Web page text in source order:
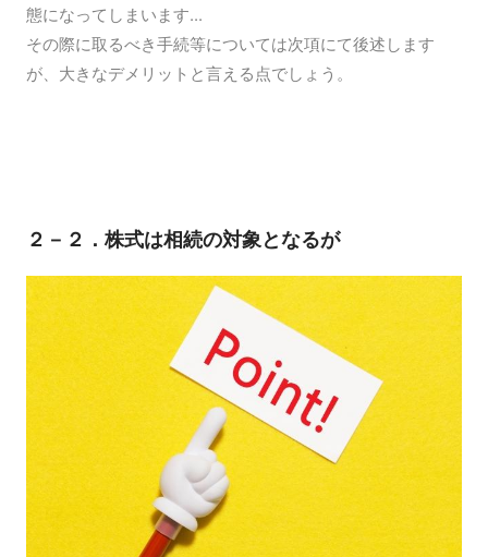
態になってしまいます...
その際に取るべき手続等については次項にて後述します
が、大きなデメリットと言える点でしょう。
２－２．株式は相続の対象となるが